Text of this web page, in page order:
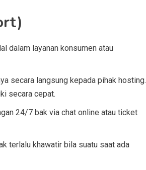
dalam layanan konsumen atau
secara langsung kepada pihak hosting.
secara cepat.
24/7 bak via chat online atau ticket
terlalu khawatir bila suatu saat ada